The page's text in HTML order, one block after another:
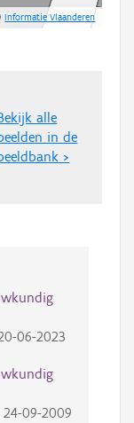
Informatie Vlaanderen
alle
in de
>
06-2023
24-09-2009